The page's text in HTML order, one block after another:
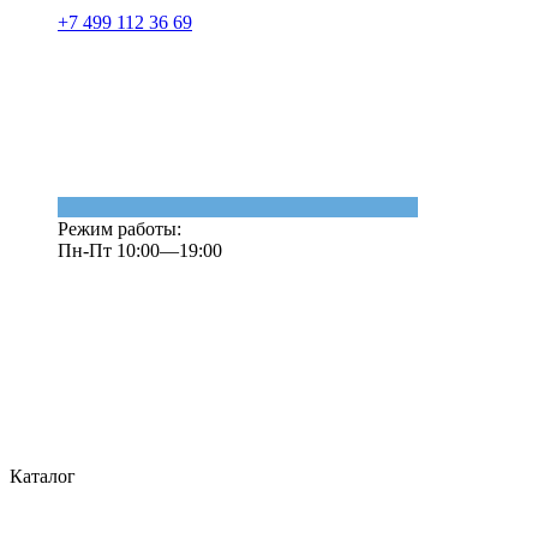
+7 499 112 36 69
Режим работы:
Пн-Пт 10:00—19:00
Каталог